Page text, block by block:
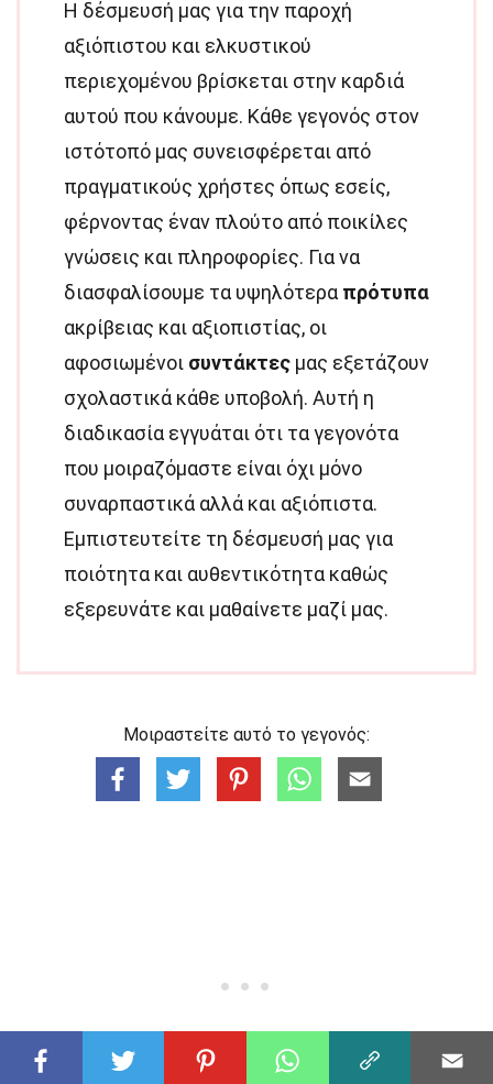
Η δέσμευσή μας για την παροχή
αξιόπιστου και ελκυστικού
περιεχομένου βρίσκεται στην καρδιά
αυτού που κάνουμε. Κάθε γεγονός στον
ιστότοπό μας συνεισφέρεται από
πραγματικούς χρήστες όπως εσείς,
φέρνοντας έναν πλούτο από ποικίλες
γνώσεις και πληροφορίες. Για να
διασφαλίσουμε τα υψηλότερα πρότυπα
ακρίβειας και αξιοπιστίας, οι
αφοσιωμένοι συντάκτες μας εξετάζουν
σχολαστικά κάθε υποβολή. Αυτή η
διαδικασία εγγυάται ότι τα γεγονότα
που μοιραζόμαστε είναι όχι μόνο
συναρπαστικά αλλά και αξιόπιστα.
Εμπιστευτείτε τη δέσμευσή μας για
ποιότητα και αυθεντικότητα καθώς
εξερευνάτε και μαθαίνετε μαζί μας.
Μοιραστείτε αυτό το γεγονός: